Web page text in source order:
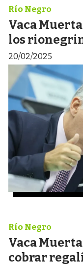
Vaca
los
Río Negro
20/02/2025
Vaca
cobrar
Río Negro